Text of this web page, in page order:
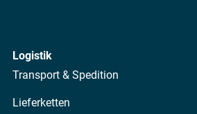
Logistik
Transport & Spedition
Lieferketten